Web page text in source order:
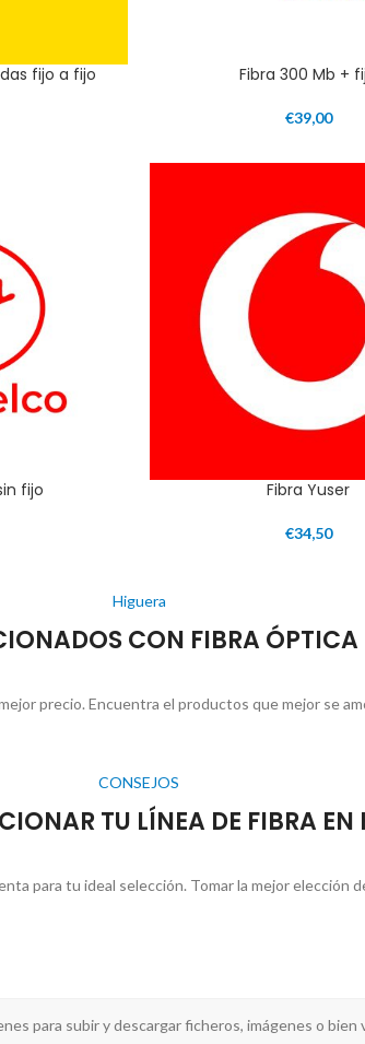
fijo a fijo Fibra 300 Mb +
€39,00
fijo Fibra Yuser
€34,50
Higuera
CON FIBRA
precio. Encuentra el productos que mejor se
CONSEJOS
TU LÍNEA DE FIBRA
para tu ideal selección. Tomar la mejor elección
para subir y descargar ficheros, imágenes o